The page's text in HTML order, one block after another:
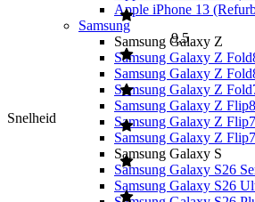
Apple iPhone 13
Samsung
Samsung Galaxy Z
Samsung Galaxy Z
Samsung Galaxy Z
Samsung Galaxy Z
Samsung Galaxy Z
Samsung Galaxy Z
Samsung Galaxy Z
Samsung Galaxy S
Samsung Galaxy S26
Samsung Galaxy S26
Snelheid
9,5